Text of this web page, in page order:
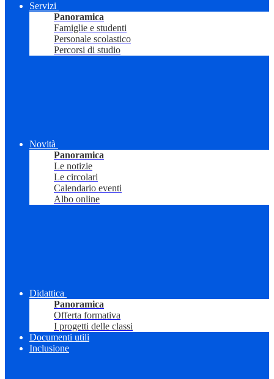
Servizi
Panoramica
Famiglie e studenti
Personale scolastico
Percorsi di studio
Novità
Panoramica
Le notizie
Le circolari
Calendario eventi
Albo online
Didattica
Panoramica
Offerta formativa
I progetti delle classi
Documenti utili
Inclusione